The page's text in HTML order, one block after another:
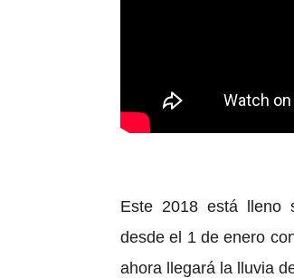
Este 2018 está lleno
desde el 1 de enero
ahora llegará la lluvia